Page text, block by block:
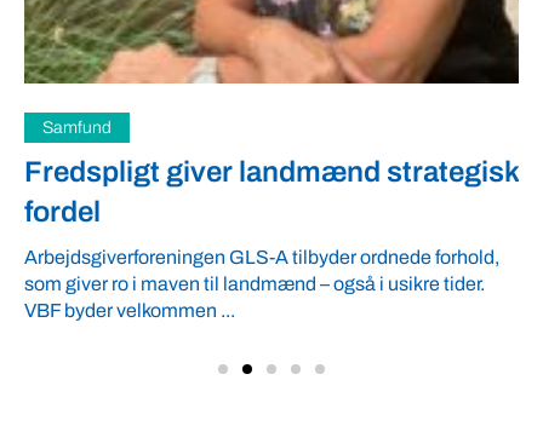
Samfund
Fredspligt giver landmænd strategisk
fordel
Arbejdsgiverforeningen GLS-A tilbyder ordnede forhold,
som giver ro i maven til landmænd – også i usikre tider.
VBF byder velkommen ...